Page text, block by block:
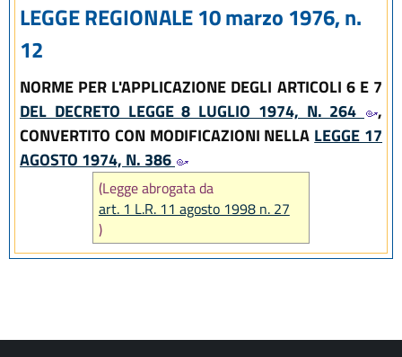
LEGGE REGIONALE 10 marzo 1976, n.
12
NORME PER L'APPLICAZIONE DEGLI ARTICOLI 6 E 7
DEL DECRETO LEGGE 8 LUGLIO 1974, N. 264
,
CONVERTITO CON MODIFICAZIONI NELLA LEGGE 17
AGOSTO 1974, N. 386
(Legge abrogata da
art. 1 L.R. 11 agosto 1998 n. 27
)